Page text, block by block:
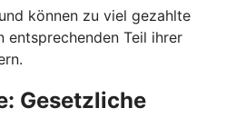
und können zu viel gezahlte
entsprechenden Teil ihrer
Gesetzliche